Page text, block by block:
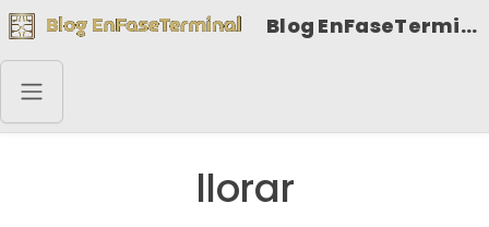
Blog EnFaseTerminal
llorar